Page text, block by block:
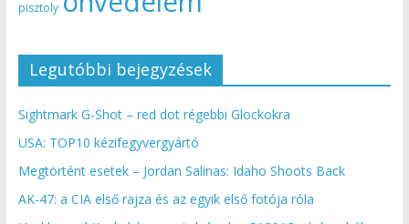
pisztoly
Legutóbbi bejegyzések
Sightmark G-Shot – red dot régebbi Glockokra
USA: TOP10 kézifegyvergyártó
Megtörtént esetek – Jordan Salinas: Idaho Shoots Back
AK-47: a CIA első rajza és az egyik első fotója róla